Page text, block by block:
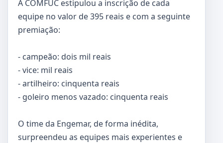
A COMFUC estipulou a inscrição de cada
equipe no valor de 395 reais e com a seguinte
premiação:
- campeão: dois mil reais
- vice: mil reais
- artilheiro: cinquenta reais
- goleiro menos vazado: cinquenta reais
O time da Engemar, de forma inédita,
surpreendeu as equipes mais experientes e